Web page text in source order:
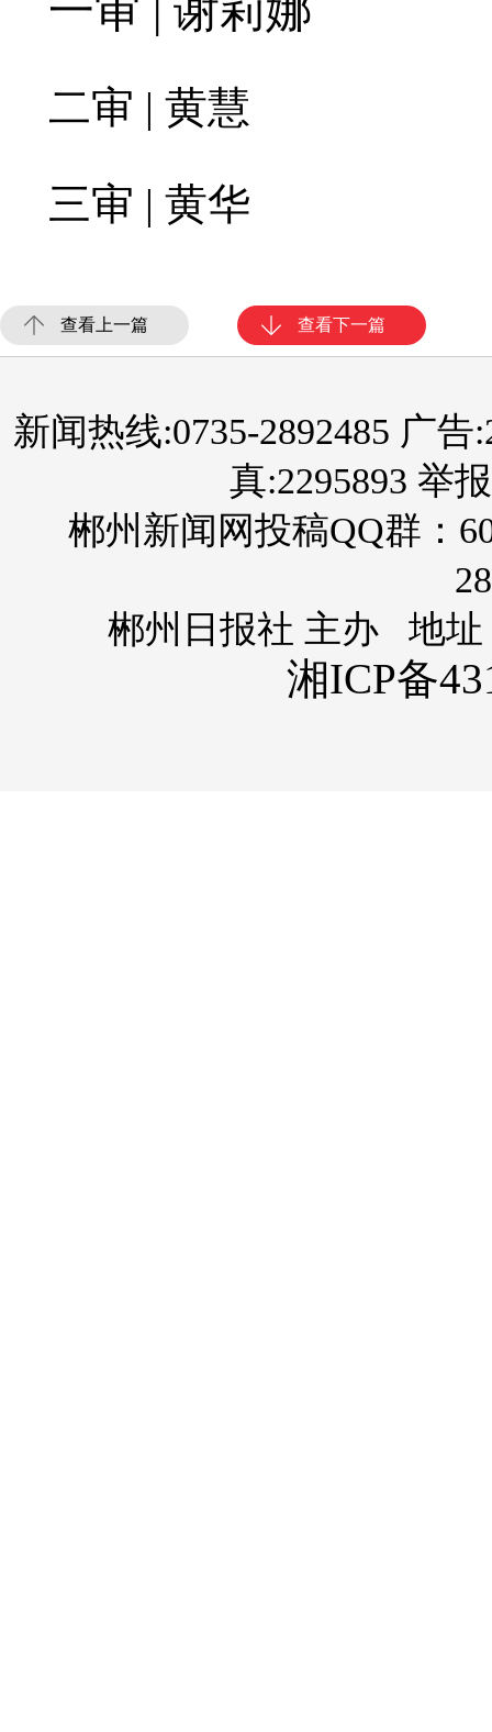
一审 | 谢莉娜
二审 | 黄慧
三审 | 黄华
查看上一篇 查看下一篇
新闻热线:0735-2892485 广告
真:2295893 举
郴州新闻网投稿QQ群：
郴州日报社 主办 地址
湘ICP备